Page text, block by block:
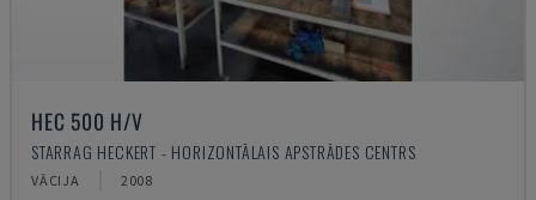
HEC 500 H/V
STARRAG HECKERT - HORIZONTĀLAIS APSTRĀDES CENTRS
VĀCIJA 2008